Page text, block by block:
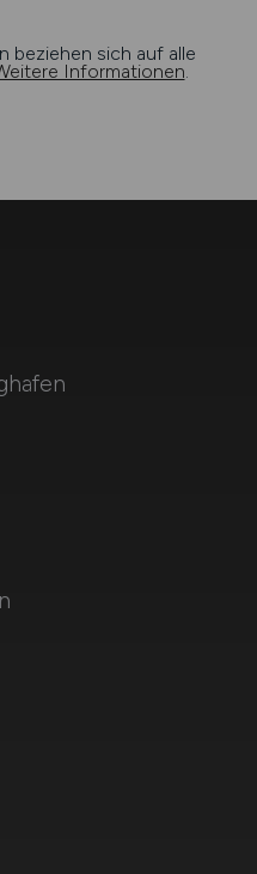
beziehen sich auf alle
Informationen.